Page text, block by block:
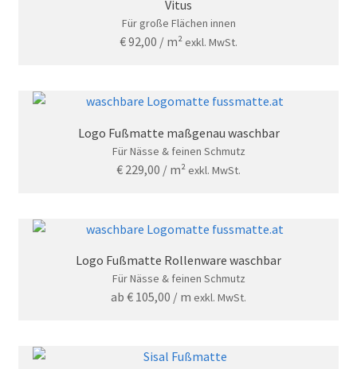
Vitus
Für große Flächen innen
€92,00 / m² exkl. MwSt.
Logo Fußmatte maßgenau waschbar
Für Nässe & feinen Schmutz
€ 229,00 / m² exkl. MwSt.
Logo Fußmatte Rollenware waschbar
Für Nässe & feinen Schmutz
ab € 105,00 / m exkl. MwSt.